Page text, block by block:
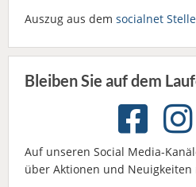
Auszug aus dem socialnet
Bleiben Sie auf dem
Auf unseren Social Media-
über Aktionen und